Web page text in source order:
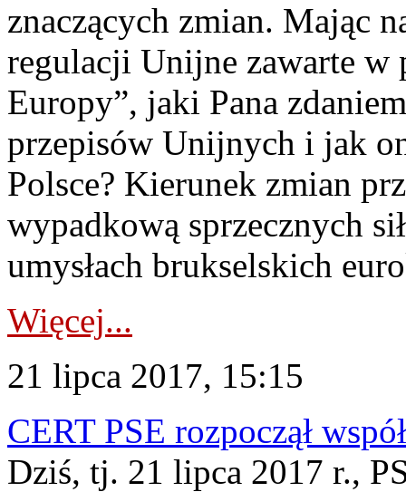
znaczących zmian. Mając
regulacji Unijne zawarte w
Europy”, jaki Pana
przepisów Unijnych i jak
Polsce? Kierunek zmian
wypadkową sprzecznych
umysłach brukselskich
Więcej...
21 lipca 2017, 15:15
CERT PSE rozpoczął
Dziś, tj. 21 lipca 2017 r.,